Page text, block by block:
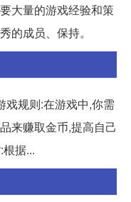
大量的游戏经验和策
的成员、保持。
戏规则:在游戏中,你需
来赚取金币,提高自己
据...